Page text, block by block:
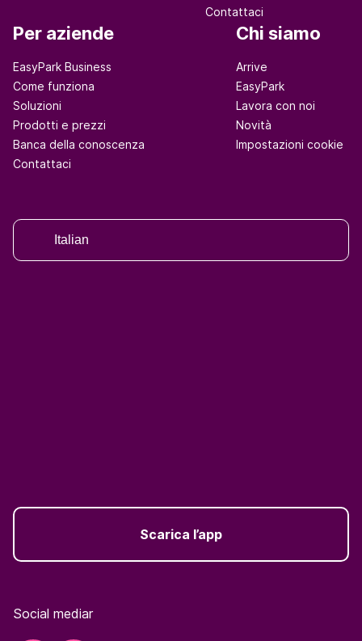
Contattaci
Per aziende
EasyPark Business
Come funziona
Soluzioni
Prodotti e prezzi
Banca della conoscenza
Contattaci
Chi siamo
Arrive
EasyPark
Lavora con noi
Novità
Impostazioni cookie
Italian
Scarica l’app
Social mediar